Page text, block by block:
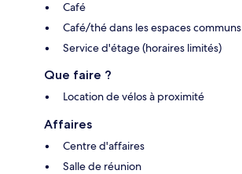
Café
Café/thé dans les espaces communs
Service d'étage (horaires limités)
Que faire ?
Location de vélos à proximité
Affaires
Centre d'affaires
Salle de réunion